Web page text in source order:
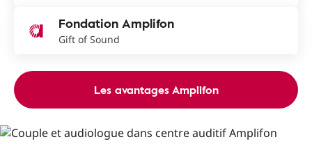
Fondation Amplifon
Gift of Sound
Les avantages Amplifon